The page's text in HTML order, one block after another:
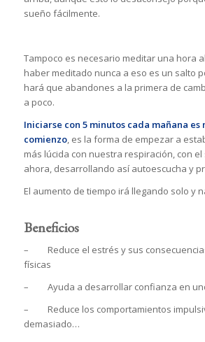
sueño fácilmente.
Tampoco es necesario meditar una hora
haber meditado nunca a eso es un salto
hará que abandones a la primera de
a poco.
Iniciarse con 5 minutos cada mañana es
comienzo, es la forma de empezar a
más lúcida con nuestra respiración, con el
ahora, desarrollando así autoescucha y
El aumento de tiempo irá llegando solo y
Beneficios
– Reduce el estrés y sus
físicas
– Ayuda a desarrollar confianza en
– Reduce los comportamientos
demasiado…